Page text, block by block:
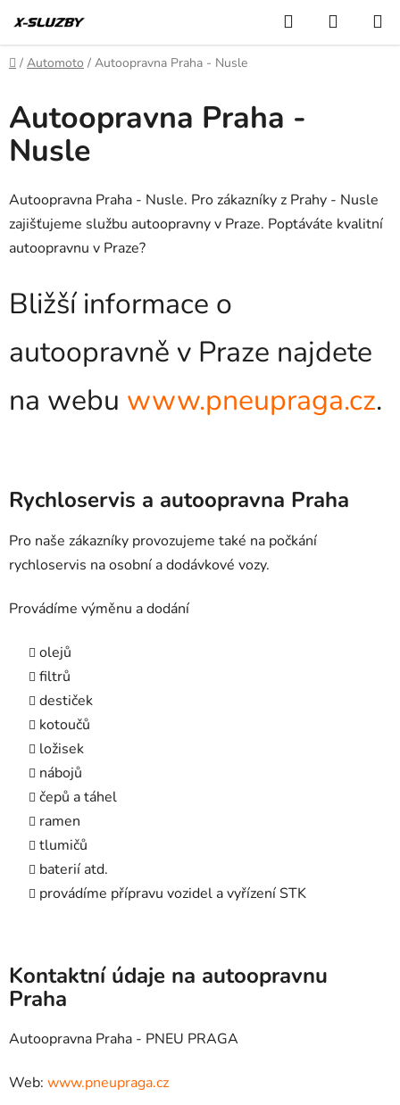
na
obsah
Hledat
KOŠÍK
Domů
/ Automoto / Autoopravna Praha - Nusle
Autoopravna Praha -
Nusle
Autoopravna Praha - Nusle. Pro zákazníky z Prahy - Nusle
zajišťujeme službu autoopravny v Praze. Poptáváte kvalitní
autoopravnu v Praze?
Bližší informace o
autoopravně v Praze najdete
na webu www.pneupraga.cz.
Rychloservis a autoopravna Praha
Pro naše zákazníky provozujeme také na počkání
rychloservis na osobní a dodávkové vozy.
Provádíme výměnu a dodání
olejů
filtrů
destiček
kotoučů
ložisek
nábojů
čepů a táhel
ramen
tlumičů
baterií atd.
provádíme přípravu vozidel a vyřízení STK
Kontaktní údaje na autoopravnu
Praha
Autoopravna Praha - PNEU PRAGA
Web: www.pneupraga.cz